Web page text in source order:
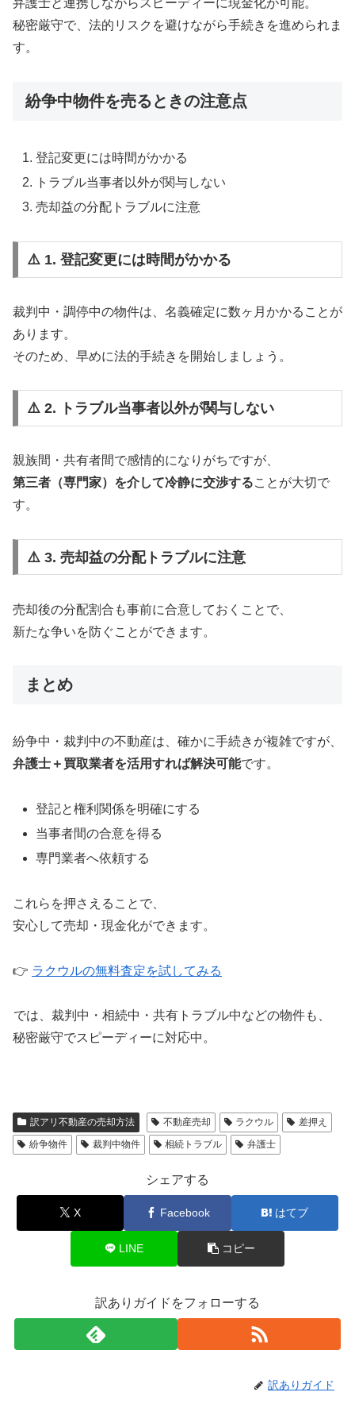
弁護士と連携しながらスピーディーに現金化が可能。
秘密厳守で、法的リスクを避けながら手続きを進められま
す。
紛争中物件を売るときの注意点
登記変更には時間がかかる
トラブル当事者以外が関与しない
売却益の分配トラブルに注意
⚠️ 1. 登記変更には時間がかかる
裁判中・調停中の物件は、名義確定に数ヶ月かかることが
あります。
そのため、早めに法的手続きを開始しましょう。
⚠️ 2. トラブル当事者以外が関与しない
親族間・共有者間で感情的になりがちですが、
第三者（専門家）を介して冷静に交渉することが大切で
す。
⚠️ 3. 売却益の分配トラブルに注意
売却後の分配割合も事前に合意しておくことで、
新たな争いを防ぐことができます。
まとめ
紛争中・裁判中の不動産は、確かに手続きが複雑ですが、
弁護士＋買取業者を活用すれば解決可能です。
登記と権利関係を明確にする
当事者間の合意を得る
専門業者へ依頼する
これらを押さえることで、
安心して売却・現金化ができます。
👉 ラクウルの無料査定を試してみる
では、裁判中・相続中・共有トラブル中などの物件も、
秘密厳守でスピーディーに対応中。
訳アリ不動産の売却方法 不動産売却 ラクウル
差押え
紛争物件
裁判中物件 相続トラブル 弁護士
シェアする
X Facebook はてブ
LINE コピー
訳ありガイドをフォローする
訳ありガイド